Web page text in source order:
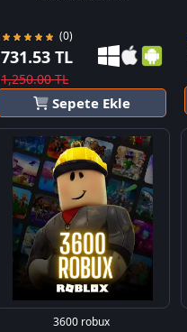
(0)
731.53 TL
1,250.00 TL
Sepete Ekle
3600 robux